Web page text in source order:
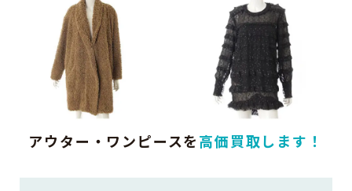
アウター・ワンピースを高価買取します！